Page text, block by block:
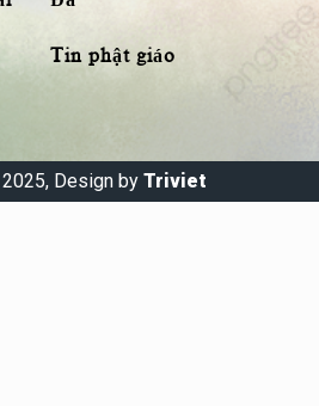
Tin phật giáo
Design by Triviet